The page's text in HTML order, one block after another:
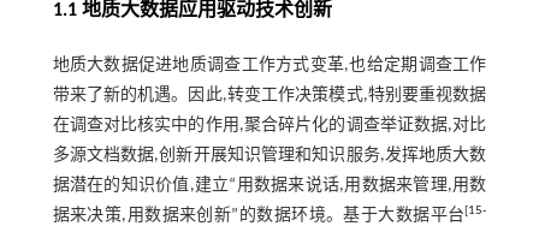
1.1 地质大数据应用驱动技术创新
地质大数据促进地质调查工作方式变革,也给定期调查工作
带来了新的机遇。因此,转变工作决策模式,特别要重视数据
在调查对比核实中的作用,聚合碎片化的调查举证数据,对比
多源文档数据,创新开展知识管理和知识服务,发挥地质大数
据潜在的知识价值,建立“用数据来说话,用数据来管理,用数
据来决策,用数据来创新”的数据环境。基于大数据平台[15-